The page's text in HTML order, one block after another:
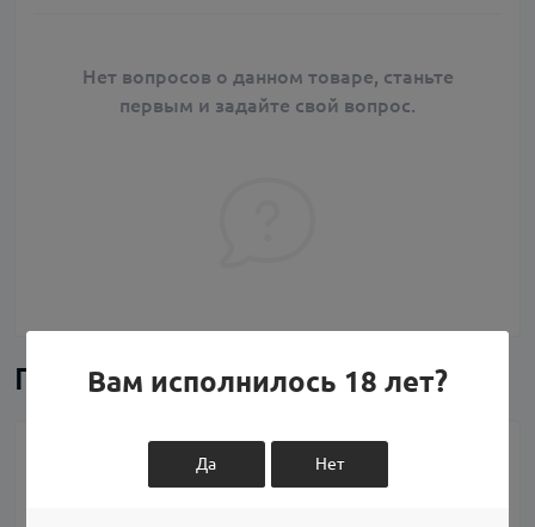
Нет вопросов о данном товаре, станьте
первым и задайте свой вопрос.
Похожие товары
COTN Threads
Вам исполнилось 18 лет?
Да Нет